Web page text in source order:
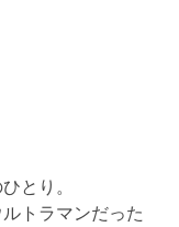
とり。
トラマンだった